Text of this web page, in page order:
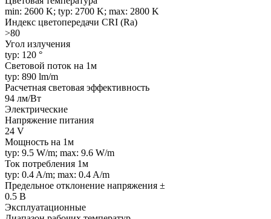
min: 2600 K; typ: 2700 K; max: 2800 K
Индекс цветопередачи CRI (Ra)
>80
Угол излучения
typ: 120 °
Световой поток на 1м
typ: 890 lm/m
Расчетная световая эффективность
94 лм/Вт
Электрические
Напряжение питания
24 V
Мощность на 1м
typ: 9.5 W/m; max: 9.6 W/m
Ток потребления 1м
typ: 0.4 A/m; max: 0.4 A/m
Предельное отклонение напряжения ±
0.5 В
Эксплуатационные